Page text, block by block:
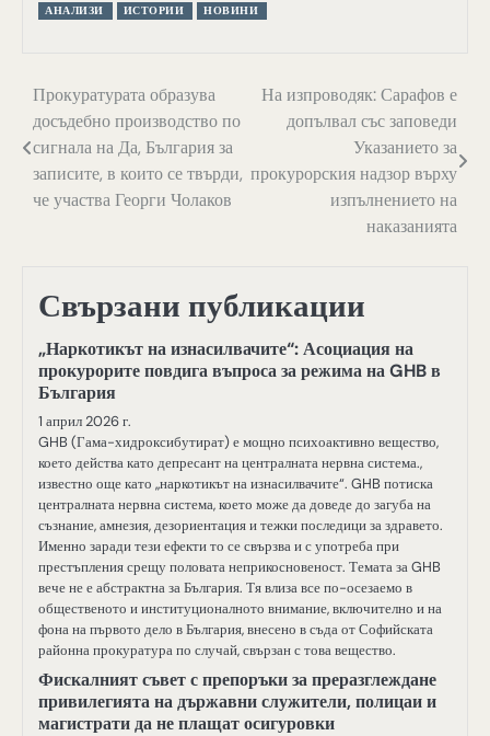
АНАЛИЗИ ИСТОРИИ НОВИНИ
Навигация
Прокуратурата образува
досъдебно производство по
сигнала на Да, България за
записите, в които се твърди,
че участва Георги Чолаков
На изпроводяк: Сарафов е
допълвал със заповеди
Указанието за
прокурорския надзор върху
изпълнението на
наказанията
Свързани публикации
„Наркотикът на изнасилвачите“: Асоциация на
прокурорите повдига въпроса за режима на GHB в
България
1 април 2026 г.
GHB (Гама-хидроксибутират) е мощно психоактивно вещество,
което действа като депресант на централната нервна система.,
известно още като „наркотикът на изнасилвачите“. GHB потиска
централната нервна система, което може да доведе до загуба на
съзнание, амнезия, дезориентация и тежки последици за здравето.
Именно заради тези ефекти то се свързва и с употреба при
престъпления срещу половата неприкосновеност. Темата за GHB
вече не е абстрактна за България. Тя влиза все по-осезаемо в
общественото и институционалното внимание, включително и на
фона на първото дело в България, внесено в съда от Софийската
районна прокуратура по случай, свързан с това вещество.
Фискалният съвет с препоръки за преразглеждане
привилегията на държавни служители, полицаи и
магистрати да не плащат осигуровки